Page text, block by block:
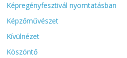
Képregényfesztivál nyomtatásban
Képzőművészet
Kívülnézet
Köszöntő